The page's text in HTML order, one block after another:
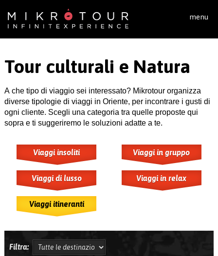
menu
Tour culturali e Natura
A che tipo di viaggio sei interessato? Mikrotour organizza
diverse tipologie di viaggi in Oriente, per incontrare i gusti di
ogni cliente. Scegli una categoria tra quelle proposte qui
sopra e ti suggeriremo le soluzioni adatte a te.
Viaggi insoliti Viaggi in gruppo
Viaggi di lusso Viaggi in relax
Viaggi itineranti
Filtra: